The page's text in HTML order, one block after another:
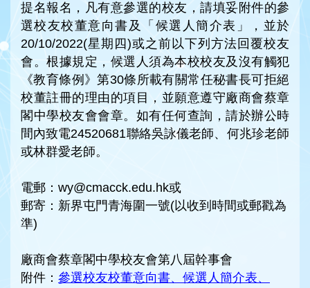
提名報名，凡有意參選的校友，請填妥附件的參
選校友校董意向書及「候選人簡介表」，並於
20/10/2022(星期四)或之前以下列方法回覆校友
會。根據規定，候選人須為本校校友及沒有觸犯
《教育條例》第30條所載有關常任秘書長可拒絕
校董註冊的理由的項目，並願意遵守廠商會蔡章
閣中學校友會會章。如有任何查詢，請於辦公時
間內致電24520681聯絡吳詠儀老師、何兆珍老師
或林群愛老師。
電郵：wy@cmacck.edu.hk或
郵寄：新界屯門青海圍一號(以收到時間或郵戳為
準)
廠商會蔡章閣中學校友會第八屆幹事會
附件： 參選校友校董意向書、候選人簡介表、